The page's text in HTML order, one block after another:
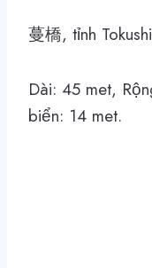
蔓橋, tỉnh
Dài: 45 met,
biển: 14 met.